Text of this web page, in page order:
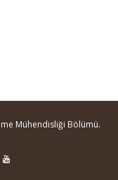
Mühendisliği Bölümü.